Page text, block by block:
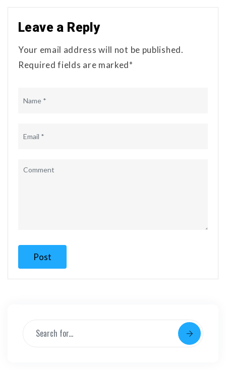
Leave a Reply
Your email address will not be published.
Required fields are marked*